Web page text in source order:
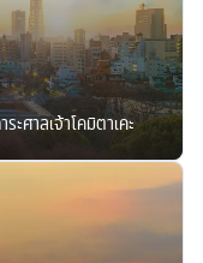
ศาลเจ้าโคมิตาเคะ